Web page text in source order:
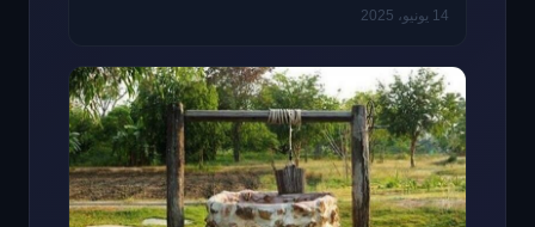
14 يونيو، 2025